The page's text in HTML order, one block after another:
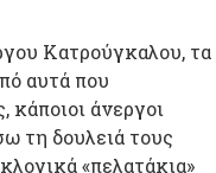
Κατρούγκαλου, τα
αυτά που
άνεργοι
τη δουλειά τους
«πελατάκια»